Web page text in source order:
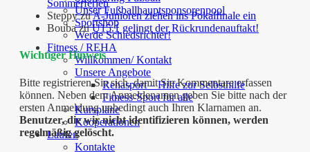
Unser Fußballhauptsponsorenpool
Sportshop
Werde Schiedsrichter!
Fitness / REHA
Willkommen/ Kontakt
Unsere Angebote
Rehasport – Hilfe zur Selbsthilfe
Fitness-Sport für alle
Kurspläne
Kooperationen
Laufen
Kontakte
Sommerferien
SteppyzuA-Junioren ziehen ins Pokalfinale ein
BoubazuU15.1 gelingt der Rückrundenauftakt!
Wichtiger Hinweis
Bitte registrieren Sie sich, damit Sie Kommentare erfassen
können. Neben dem Anmeldenamen geben Sie bitte nach der
ersten Anmeldung unbedingt auch Ihren Klarnamen an.
Benutzer, die wir nicht identifizieren können, werden
regelmäßig gelöscht.